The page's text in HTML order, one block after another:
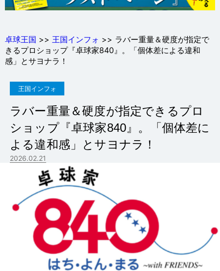
卓球王国 >> 王国インフォ >> ラバー重量＆硬度が指定で
きるプロショップ『卓球家840』。「個体差による違和
感」とサヨナラ！
王国インフォ
ラバー重量＆硬度が指定できるプロ
ショップ『卓球家840』。「個体差に
よる違和感」とサヨナラ！
2026.02.21